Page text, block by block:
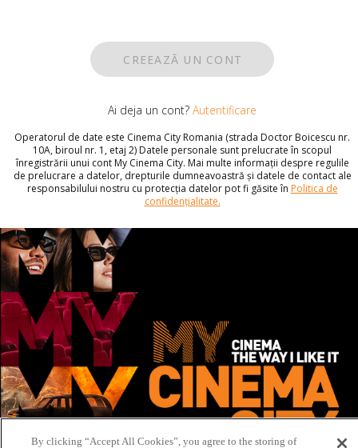
CREEAZĂ UN CONT
Ai deja un cont? Autentificare
Operatorul de date este Cinema City Romania (strada Doctor Boicescu nr.
10A, biroul nr. 1, etaj 2) Datele personale sunt prelucrate în scopul
înregistrării unui cont My Cinema City. Mai multe informații despre regulile
de prelucrare a datelor, drepturile dumneavoastră și datele de contact ale
responsabilului nostru cu protecția datelor pot fi găsite în Politica de
confidențialitate.
By clicking “Accept All Cookies”, you agree to the storing of